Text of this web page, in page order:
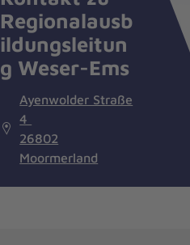
Regionalausb
ildungsleitun
g Weser-Ems
Ayenwolder Straße
4
26802
Moormerland